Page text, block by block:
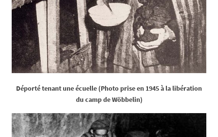
Déporté tenant une écuelle (Photo prise en 1945 à la libération
du camp de Wöbbelin)